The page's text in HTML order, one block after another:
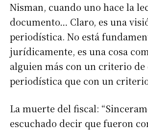
Nisman, cuando uno hace la
documento… Claro, es una
periodística. No está
jurídicamente, es una cosa
alguien más con un criterio
periodística que con un
La muerte del fiscal:
escuchado decir que fueron